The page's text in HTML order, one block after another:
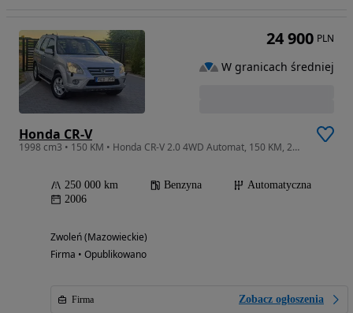
Honda CR-V
1998 cm3 • 150 KM • Honda CR-V 2.0 4WD Automat, 150 KM, 2006
250 000 km Benzyna
Automatyczna
2006
Zwoleń (Mazowieckie)
Firma • Opublikowano
Firma Zobacz ogłoszenia
24 900 PLN
W granicach średniej